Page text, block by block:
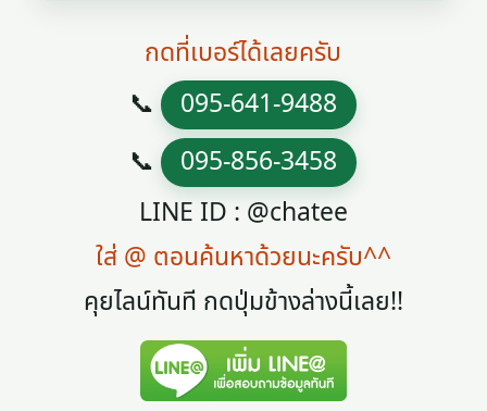
กดที่เบอร์ได้เลยครับ
📞 095-641-9488
📞 095-856-3458
LINE ID : @chatee
ใส่ @ ตอนค้นหาด้วยนะครับ^^
คุยไลน์ทันที กดปุ่มข้างล่างนี้เลย!!